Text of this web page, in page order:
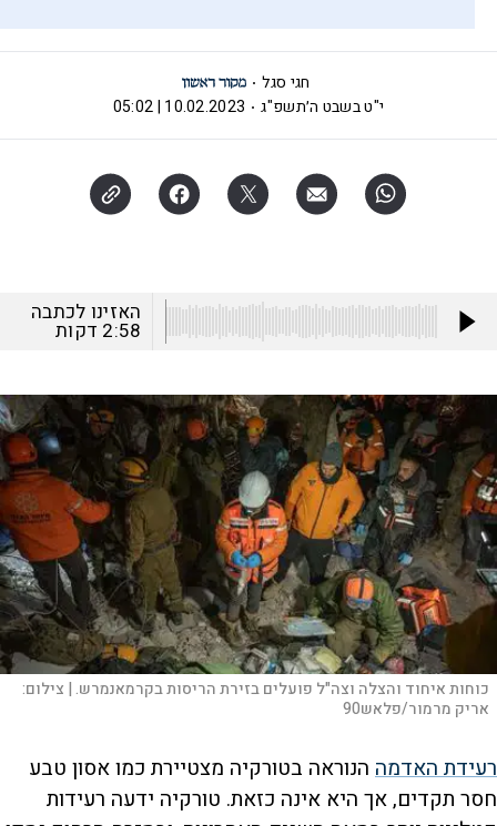
חגי סגל
י"ט בשבט ה׳תשפ"ג
10.02.2023 | 05:02
האזינו לכתבה
2:58 דקות
כוחות איחוד והצלה וצה"ל פועלים בזירת הריסות בקרמאנמרש. | צילום:
אריק מרמור/פלאש90
רעידת האדמה הנוראה בטורקיה מצטיירת כמו אסון טבע
חסר תקדים, אך היא אינה כזאת. טורקיה ידעה רעידות